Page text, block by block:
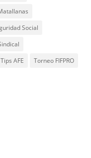
Social
Tips AFE
Torneo FIFPRO